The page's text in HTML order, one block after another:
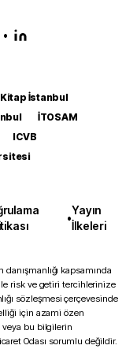
•
Kitap İstanbul
İTOSAM
ICVB
•
Yayın
İlkeleri
kapsamında
risk ve getiri tercihlerinize
sözleşmesi çerçevesinde
için azami özen
veya bu bilgilerin
Odası sorumlu değildir.